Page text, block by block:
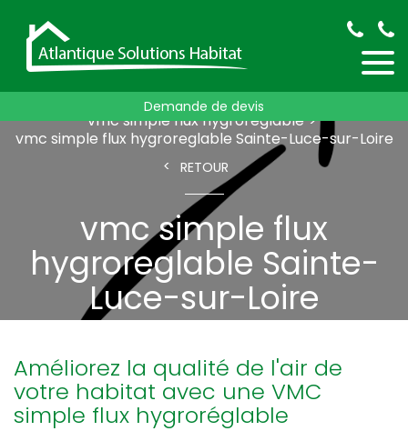
Demande de devis
Accueil
pose de vmc
vmc simple flux hygroreglable
vmc simple flux hygroreglable Sainte-Luce-sur-Loire
RETOUR
vmc simple flux
hygroreglable Sainte-
Luce-sur-Loire
Améliorez la qualité de l'air de
votre habitat avec une VMC
simple flux hygroréglable